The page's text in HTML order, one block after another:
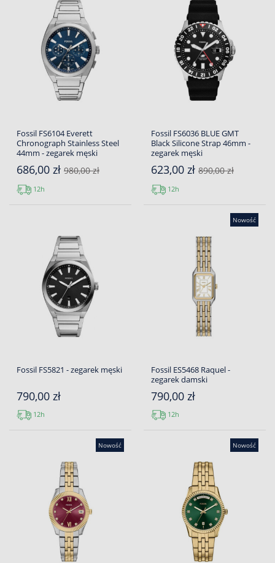
Fossil FS6104 Everett
Chronograph Stainless Steel
44mm - zegarek męski
686,00 zł 980,00 zł
12h
Fossil FS6036 BLUE GMT
Black Silicone Strap 46mm -
zegarek męski
623,00 zł 890,00 zł
12h
Fossil FS5821 - zegarek męski
790,00 zł
12h
Nowość
Fossil ES5468 Raquel -
zegarek damski
790,00 zł
12h
Nowość Nowość